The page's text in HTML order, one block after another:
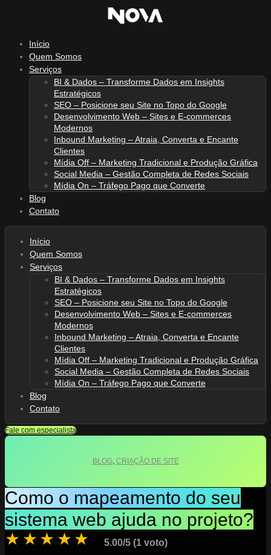
conteúdoInício
Quem Somos
Serviços
BI & Dados – Transforme Dados em Insights
Estratégicos
SEO – Posicione seu Site no Topo do Google
Desenvolvimento Web – Sites e E-commerces
Modernos
Inbound Marketing – Atraia, Converta e Encante
Clientes
Mídia Off – Marketing Tradicional e Produção Gráfica
Social Media – Gestão Completa de Redes Sociais
Mídia On – Tráfego Pago que Converte
Blog
Contato
Início
Quem Somos
Serviços
BI & Dados – Transforme Dados em Insights
Estratégicos
SEO – Posicione seu Site no Topo do Google
Desenvolvimento Web – Sites e E-commerces
Modernos
Inbound Marketing – Atraia, Converta e Encante
Clientes
Mídia Off – Marketing Tradicional e Produção Gráfica
Social Media – Gestão Completa de Redes Sociais
Mídia On – Tráfego Pago que Converte
Blog
Contato
Fale com especialista
BLOG, CRIAÇÃO DE SITE
Como o mapeamento do seu
sistema web ajuda no projeto?
★
★
★
★
★ 5.00/5 (1 voto)